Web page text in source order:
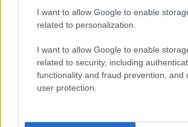
I want to allow Google to enable
related to personalization.
I want to allow Google to enable
related to security, including
functionality and fraud prevention, and
user protection.
KAPCSOLÓDÓ